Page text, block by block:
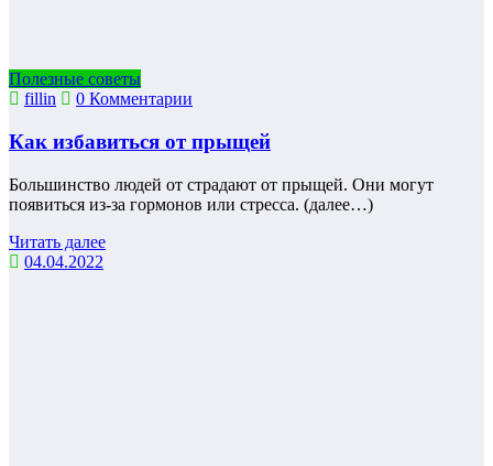
Полезные советы
fillin
0 Комментарии
Как избавиться от прыщей
Большинство людей от страдают от прыщей. Они могут
появиться из-за гормонов или стресса. (далее…)
Читать далее
04.04.2022